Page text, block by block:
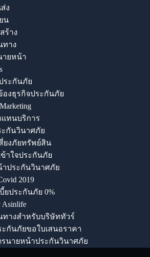
ง
น
ร้าง
ทาง
ยหน้า
ระกันภัย
องธุรกิจประกันภัย
ทนบริการ
กันวินาศภัย
ยงภัยทรัพย์สิน
าใจประกันภัย
ประกันวินาศภัย
2019
ยประกันภัย 0%
Asinlife
ทางสำหรับบริษัททัวร์
กันภัยขอใบเสนอราคา
นายหน้าประกันวินาศภัย